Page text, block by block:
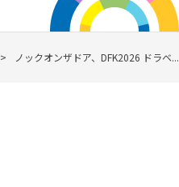
> ノックオンザドア、DFK2026 ドラベ...